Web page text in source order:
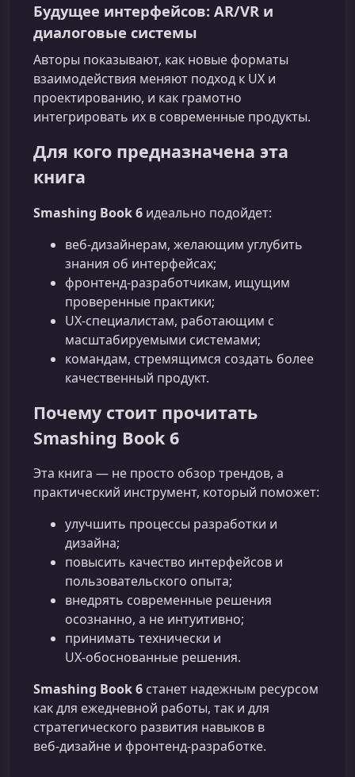
Будущее интерфейсов: AR/VR и
диалоговые системы
Авторы показывают, как новые форматы
взаимодействия меняют подход к UX и
проектированию, и как грамотно
интегрировать их в современные продукты.
Для кого предназначена эта
книга
Smashing Book 6 идеально подойдет:
веб‑дизайнерам, желающим углубить
знания об интерфейсах;
фронтенд‑разработчикам, ищущим
проверенные практики;
UX‑специалистам, работающим с
масштабируемыми системами;
командам, стремящимся создать более
качественный продукт.
Почему стоит прочитать
Smashing Book 6
Эта книга — не просто обзор трендов, а
практический инструмент, который поможет:
улучшить процессы разработки и
дизайна;
повысить качество интерфейсов и
пользовательского опыта;
внедрять современные решения
осознанно, а не интуитивно;
принимать технически и
UX‑обоснованные решения.
Smashing Book 6 станет надежным ресурсом
как для ежедневной работы, так и для
стратегического развития навыков в
веб‑дизайне и фронтенд‑разработке.